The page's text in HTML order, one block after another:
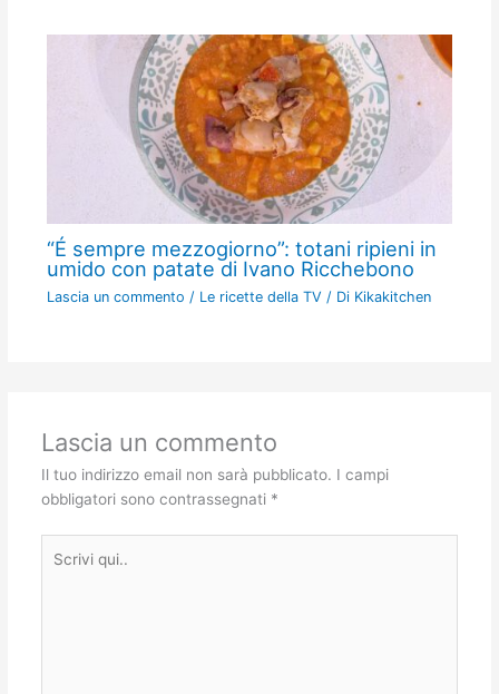
“É sempre mezzogiorno”: totani ripieni in
umido con patate di Ivano Ricchebono
Lascia un commento / Le ricette della TV / Di Kikakitchen
Lascia un commento
Il tuo indirizzo email non sarà pubblicato. I campi
obbligatori sono contrassegnati *
qui..